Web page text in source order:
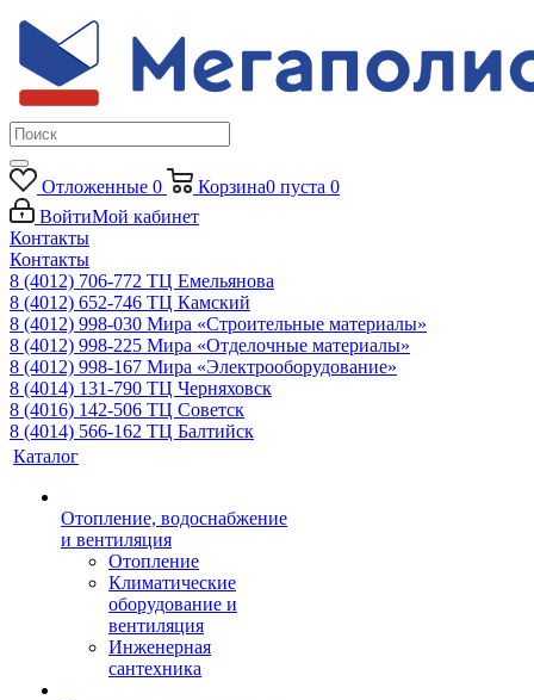
Отложенные 0 Корзина0 пуста 0
ВойтиМой кабинет
Контакты
Контакты
8 (4012) 706-772 ТЦ Емельянова
8 (4012) 652-746 ТЦ Камский
8 (4012) 998-030 Мира «Строительные материалы»
8 (4012) 998-225 Мира «Отделочные материалы»
8 (4012) 998-167 Мира «Электрооборудование»
8 (4014) 131-790 ТЦ Черняховск
8 (4016) 142-506 ТЦ Советск
8 (4014) 566-162 ТЦ Балтийск
Каталог
Отопление, водоснабжение
и вентиляция
Отопление
Климатические
оборудование и
вентиляция
Инженерная
сантехника